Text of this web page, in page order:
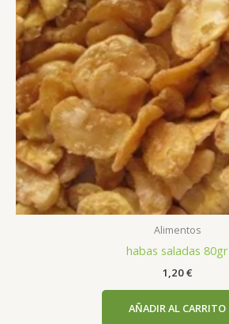
Alimentos
habas saladas 80gr
1,20€
AÑADIR AL CARRITO